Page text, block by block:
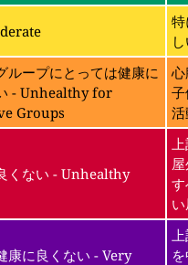
ループにとっては健康に
- Unhealthy for
Groups
くない - Unhealthy
康に良くない - Very